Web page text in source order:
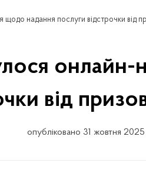
щодо надання послуги відстрочки від
від
опубліковано 31 жовтня